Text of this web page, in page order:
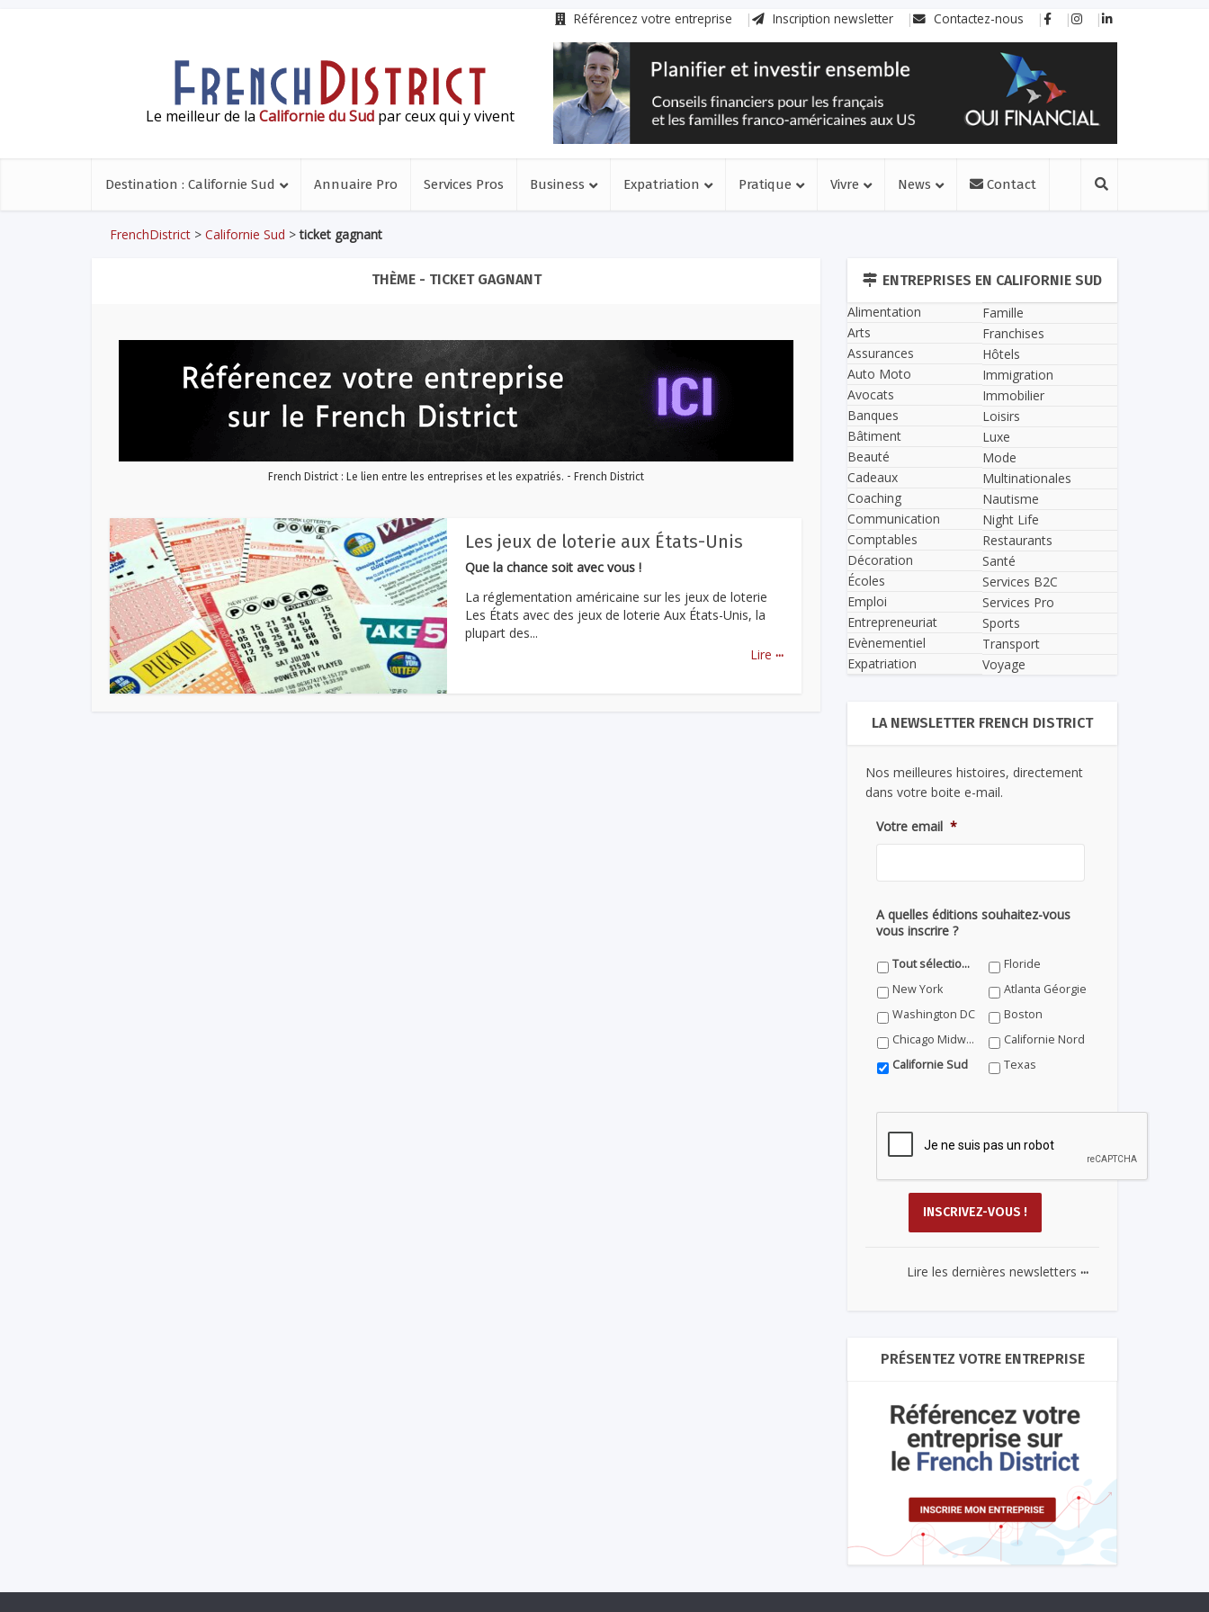
Référencez votre entreprise Inscription newsletter Contactez-nous
Le meilleur de la Californie du Sud par ceux qui y vivent
Destination : Californie Sud Annuaire Pro Services Pros Business Expatriation Pratique Vivre News Contact
FrenchDistrict > Californie Sud >ticket gagnant
THÈME - TICKET GAGNANT
French District : Le lien entre les entreprises et les expatriés. - French District
Les jeux de loterie aux États-Unis
Que la chance soit avec vous !
La réglementation américaine sur les jeux de loterie
Les États avec des jeux de loterie Aux États-Unis, la
plupart des...
Lire ...
ENTREPRISES EN CALIFORNIE SUD
Alimentation
Arts
Assurances
Auto Moto
Avocats
Banques
Bâtiment
Beauté
Cadeaux
Coaching
Communication
Comptables
Décoration
Écoles
Emploi
Entrepreneuriat
Evènementiel
Expatriation
Famille
Franchises
Hôtels
Immigration
Immobilier
Loisirs
Luxe
Mode
Multinationales
Nautisme
Night Life
Restaurants
Santé
Services B2C
Services Pro
Sports
Transport
Voyage
LA NEWSLETTER FRENCH DISTRICT
Nos meilleures histoires, directement
dans votre boite e-mail.
Votre email *
A quelles éditions souhaitez-vous
vous inscrire ?
Tout sélectionner
Floride
New York
Atlanta Géorgie
Washington DC
Boston
Chicago Midwest
Californie Nord
Californie Sud
Texas
Lire les dernières newsletters ...
PRÉSENTEZ VOTRE ENTREPRISE